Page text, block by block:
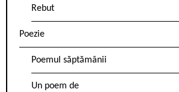
Rebut
Poezie
Poemul săptămânii
Un poem de